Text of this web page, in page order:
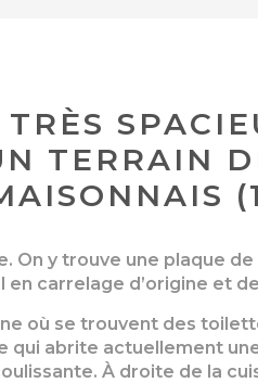
TERRAIN
On y trouve une plaque
en carrelage d’origine et
où se trouvent des
qui abrite actuellement
À droite de la